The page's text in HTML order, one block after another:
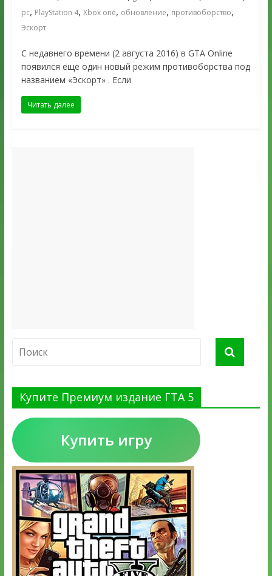
pc, PlayStation 4, Xbox one, обновление, противоборство,
Эскорт
C недавнего времени (2 августа 2016) в GTA Online
появился ещё один новый режим противоборства под
названием «Эскорт» . Если
Читать далее
Купите Премиум издание ГТА 5
Купить игру